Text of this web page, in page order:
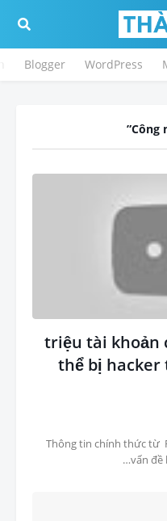
WordPress
Blogger
Công
50 triệu tài
thể bị hacker
Thông tin chính thức từ
vấn đề